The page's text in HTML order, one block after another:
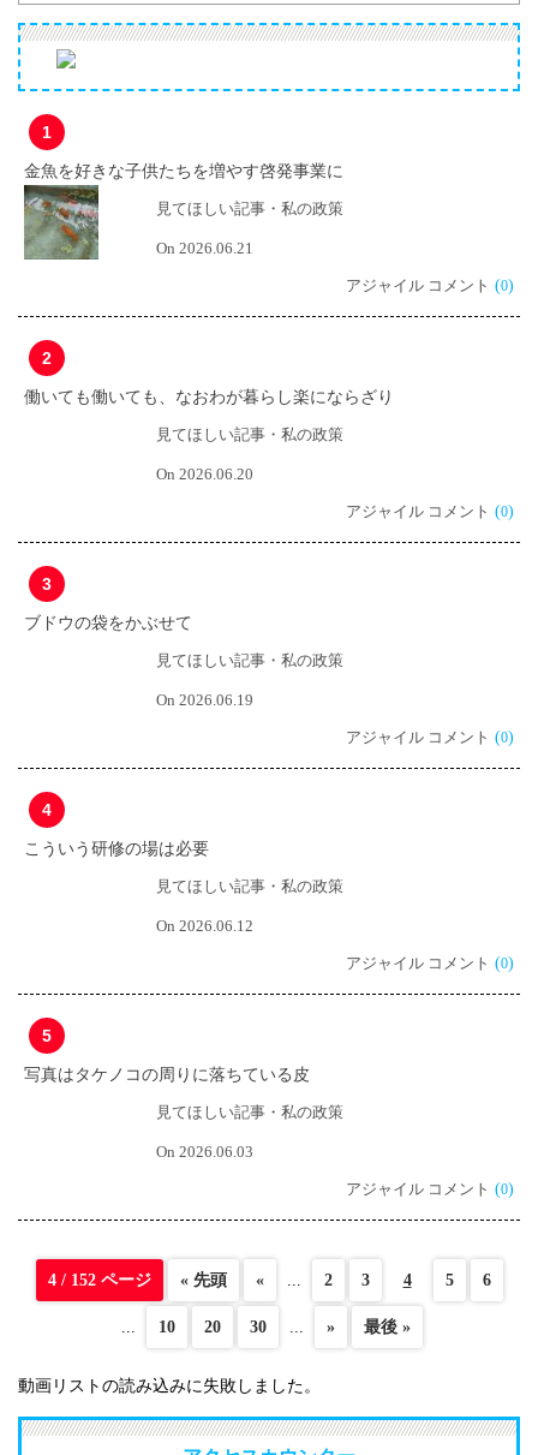
1
金魚を好きな子供たちを増やす啓発事業に
見てほしい記事・私の政策
On 2026.06.21
アジャイル コメント (0)
2
働いても働いても、なおわが暮らし楽にならざり
見てほしい記事・私の政策
On 2026.06.20
アジャイル コメント (0)
3
ブドウの袋をかぶせて
見てほしい記事・私の政策
On 2026.06.19
アジャイル コメント (0)
4
こういう研修の場は必要
見てほしい記事・私の政策
On 2026.06.12
アジャイル コメント (0)
5
写真はタケノコの周りに落ちている皮
見てほしい記事・私の政策
On 2026.06.03
アジャイル コメント (0)
4 / 152 ページ « 先頭 « ... 2 3 4 5 6
... 10 20 30 ... » 最後 »
動画リストの読み込みに失敗しました。